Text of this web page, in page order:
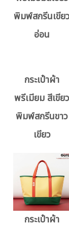
พิมพ์สกรีนเขีย
อ่อน
กระเป๋าผ้า
พรีเมียม สีเขียว
พิมพ์สกรีนขาว
เขียว
กระเป๋าผ้า